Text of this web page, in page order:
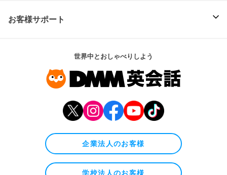
お客様サポート
世界中とおしゃべりしよう
企業法人のお客様
学校法人のお客様